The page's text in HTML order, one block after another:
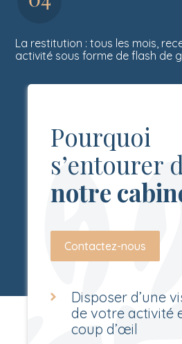
La restitution : tous les mois,
activité sous forme de flash de
Pourquoi
s’entourer
notre
Contactez-nous
Disposer d’une
de votre activité
coup d’œil